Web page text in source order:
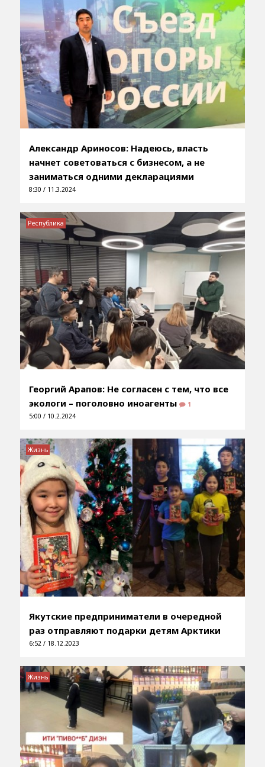
Александр Ариносов: Надеюсь, власть
начнет советоваться с бизнесом, а не
заниматься одними декларациями
8:30 / 11.3.2024
Георгий Арапов: Не согласен с тем, что все
экологи – поголовно иноагенты
1
5:00 / 10.2.2024
Республика
Якутские предприниматели в очередной
раз отправляют подарки детям Арктики
6:52 / 18.12.2023
Жизнь
Жизнь